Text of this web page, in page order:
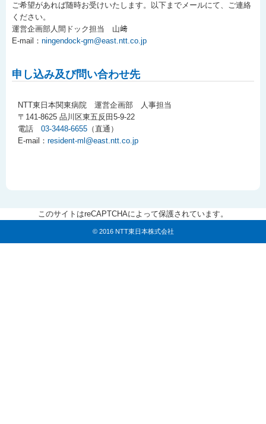
ご希望があれば随時お受けいたします。以下までメールにて、ご連絡
ください。
運営企画部人間ドック担当 山﨑
E-mail： ningendock-gm@east.ntt.co.jp
申し込み及び問い合わせ先
NTT東日本関東病院 運営企画部 人事担当
〒141-8625 品川区東五反田5-9-22
電話 03-3448-6655 （直通）
E-mail： resident-ml@east.ntt.co.jp
このサイトはreCAPTCHAによって保護されています。
© 2016 NTT東日本株式会社